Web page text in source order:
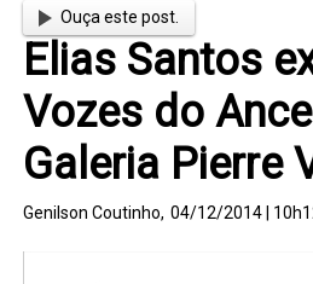
Ouça este post.
Elias Santos
Vozes do
Galeria Pierre
Genilson Coutinho, 04/12/2014 |